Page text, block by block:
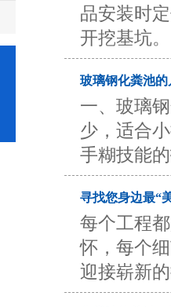
品安装时
开挖基坑
玻璃钢化粪池的
一、玻璃
少，适合
手糊技能
寻找您身边最“
每个工程
怀，每个
迎接崭新